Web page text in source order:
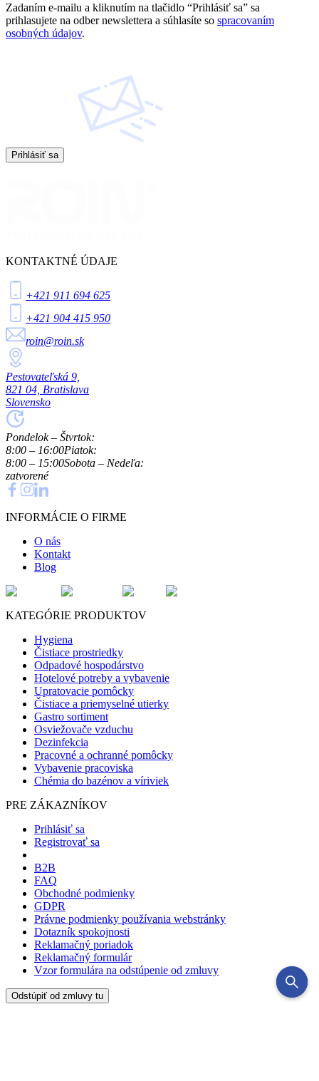
Zadaním e-mailu a kliknutím na tlačidlo “Prihlásiť sa” sa
prihlasujete na odber newslettera a súhlasíte so spracovaním
osobných údajov.
Prihlásiť sa
KONTAKTNÉ ÚDAJE
+421 911 694 625
+421 904 415 950
roin@roin.sk
Pestovateľská 9,
821 04, Bratislava
Slovensko
Pondelok – Štvrtok:
8:00 – 16:00Piatok:
8:00 – 15:00Sobota – Nedeľa:
zatvorené
INFORMÁCIE O FIRME
O nás
Kontakt
Blog
KATEGÓRIE PRODUKTOV
Hygiena
Čistiace prostriedky
Odpadové hospodárstvo
Hotelové potreby a vybavenie
Upratovacie pomôcky
Čistiace a priemyselné utierky
Gastro sortiment
Osviežovače vzduchu
Dezinfekcia
Pracovné a ochranné pomôcky
Vybavenie pracoviska
Chémia do bazénov a víriviek
PRE ZÁKAZNÍKOV
Prihlásiť sa
Registrovať sa
B2B
FAQ
Obchodné podmienky
GDPR
Právne podmienky používania webstránky
Dotazník spokojnosti
Reklamačný poriadok
Reklamačný formulár
Vzor formulára na odstúpenie od zmluvy
Odstúpiť od zmluvy tu